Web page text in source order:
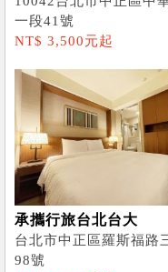
一段41號
NT$ 3,500元起
承攜行旅台北台大
台北市中正區羅斯福路
98號